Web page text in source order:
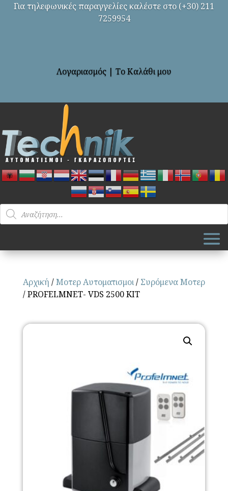
Για τηλεφωνικές παραγγελίες καλέστε στο (+30) 211
7259954
Λογαριασμός | Το Καλάθι μου
Products
search
Αρχική /Μοτερ Αυτοματισμοι/ Συρόμενα Μοτερ
/ PROFELMNET- VDS 2500 KIT